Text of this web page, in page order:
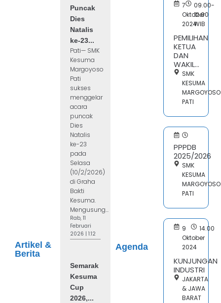
Artikel &
Berita
Puncak
Dies
Natalis
ke-23...
Pati— SMK
Kesuma
Margoyoso
Pati
sukses
menggelar
acara
puncak
Dies
Natalis
ke-23
pada
Selasa
(10/2/2026)
di Graha
Bakti
Kesuma.
Mengusung...
Rab, 11
Februari
2026 | 1:12
Semarak
Kesuma
Cup
2026,...
Agenda
7
Oktober
2024
09.00-
12.00
WIB
PEMILIHAN
KETUA
DAN
WAKIL...
SMK
KESUMA
MARGOYOSO
PATI
PPPDB
2025/2026
SMK
KESUMA
MARGOYOSO
PATI
9
Oktober
2024
14.00
KUNJUNGAN
INDUSTRI
JAKARTA
& JAWA
BARAT